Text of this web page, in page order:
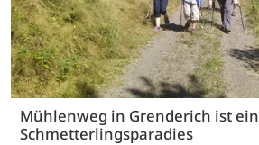
Mühlenweg in Grenderich ist ein
Schmetterlingsparadies